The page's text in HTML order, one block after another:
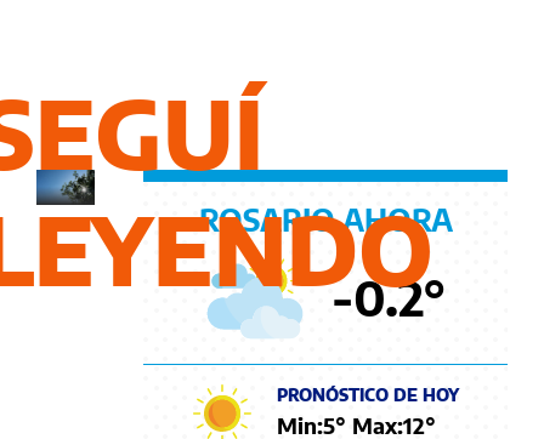
más
nubosidad
ROSARIO AHORA
-0.2°
PRONÓSTICO DE HOY
Min:5° Max:12°